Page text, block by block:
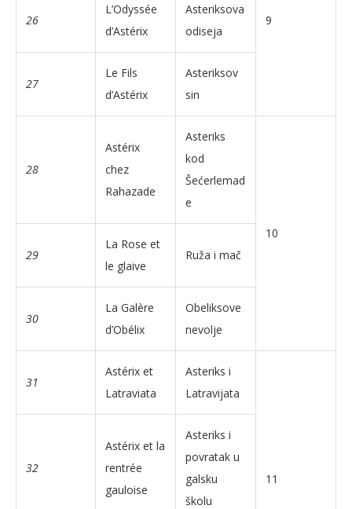
9
26
L’Odyssée
d’Astérix
Asteriksova
odiseja
27
Le Fils
d’Astérix
Asteriksov
sin
28
Astérix
chez
Rahazade
Asteriks
kod
Šećerlemad
e
10
29
La Rose et
le glaive
Ruža i mač
30
La Galère
d’Obélix
Obeliksove
nevolje
31
Astérix et
Latraviata
Asteriks i
Latravijata
11
32
Astérix et la
rentrée
gauloise
Asteriks i
povratak u
galsku
školu